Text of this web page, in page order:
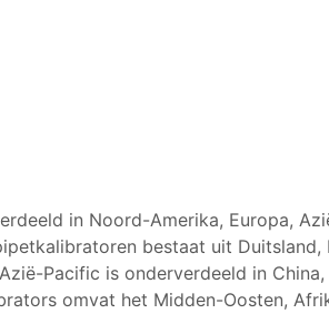
in Noord-Amerika, Europa,
bestaat uit Duitsland,
Pacific is onderverdeeld in
omvat het Midden-Oosten,